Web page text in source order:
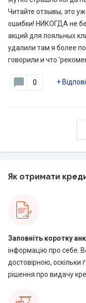
Читайте отзывы, это
ошибки! НИКОГДА не
акций для лояльных
удалили там я более
говорили и что
0 +
Як отримати
Заповніть коротку
інформацію про себе.
достовірною, оскільки
рішення про видачу